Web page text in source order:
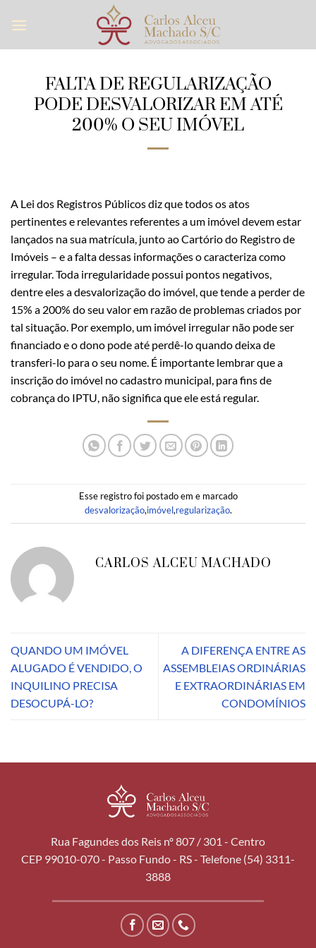
FALTA DE REGULARIZAÇÃO
PODE DESVALORIZAR EM ATÉ
200% O SEU IMÓVEL
A Lei dos Registros Públicos diz que todos os atos
pertinentes e relevantes referentes a um imóvel devem estar
lançados na sua matrícula, junto ao Cartório do Registro de
Imóveis – e a falta dessas informações o caracteriza como
irregular. Toda irregularidade possui pontos negativos,
dentre eles a desvalorização do imóvel, que tende a perder de
15% a 200% do seu valor em razão de problemas criados por
tal situação. Por exemplo, um imóvel irregular não pode ser
financiado e o dono pode até perdê-lo quando deixa de
transferi-lo para o seu nome. É importante lembrar que a
inscrição do imóvel no cadastro municipal, para fins de
cobrança do IPTU, não significa que ele está regular.
Esse registro foi postado em e marcado
desvalorização,imóvel,regularização.
CARLOS ALCEU MACHADO
QUANDO UM IMÓVEL
ALUGADO É VENDIDO, O
INQUILINO PRECISA
DESOCUPÁ-LO?
A DIFERENÇA ENTRE AS
ASSEMBLEIAS ORDINÁRIAS
E EXTRAORDINÁRIAS EM
CONDOMÍNIOS
Rua Fagundes dos Reis nº 807 / 301 - Centro
CEP 99010-070 - Passo Fundo - RS - Telefone (54) 3311-
3888